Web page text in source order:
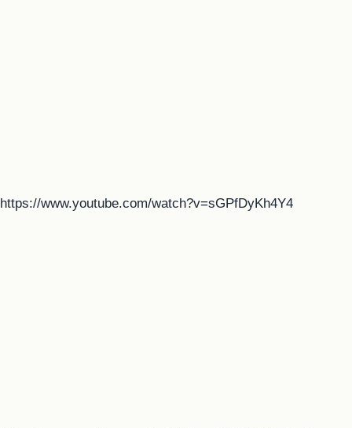
https://www.youtube.com/watch?v=sGPfDyKh4Y4